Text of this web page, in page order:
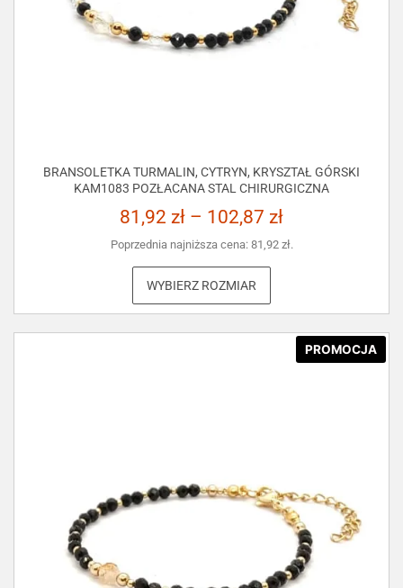
BRANSOLETKA TURMALIN, CYTRYN, KRYSZTAŁ GÓRSKI
KAM1083 POZŁACANA STAL CHIRURGICZNA
81,92 zł – 102,87 zł
Poprzednia najniższa cena: 81,92 zł.
WYBIERZ ROZMIAR
PROMOCJA